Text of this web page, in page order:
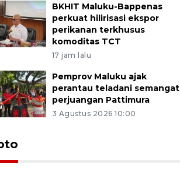
BKHIT Maluku-Bappenas
perkuat hilirisasi ekspor
perikanan terkhusus
komoditas TCT
17 jam lalu
Pemprov Maluku ajak
perantau teladani semangat
perjuangan Pattimura
3 Agustus 2026 10:00